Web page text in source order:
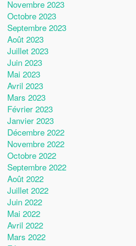
Novembre 2023
Octobre 2023
Septembre 2023
Août 2023
Juillet 2023
Juin 2023
Mai 2023
Avril 2023
Mars 2023
Février 2023
Janvier 2023
Décembre 2022
Novembre 2022
Octobre 2022
Septembre 2022
Août 2022
Juillet 2022
Juin 2022
Mai 2022
Avril 2022
Mars 2022